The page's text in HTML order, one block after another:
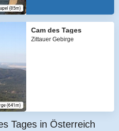
Cam des Tages
Zittauer Gebirge
Tages in Österreich